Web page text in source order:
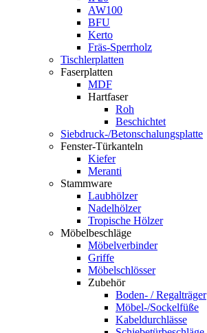
AW100
BFU
Kerto
Fräs-Sperrholz
Tischlerplatten
Faserplatten
MDF
Hartfaser
Roh
Beschichtet
Siebdruck-/Betonschalungsplatte
Fenster-Türkanteln
Kiefer
Meranti
Stammware
Laubhölzer
Nadelhölzer
Tropische Hölzer
Möbelbeschläge
Möbelverbinder
Griffe
Möbelschlösser
Zubehör
Boden- / Regalträger
Möbel-/Sockelfüße
Kabeldurchlässe